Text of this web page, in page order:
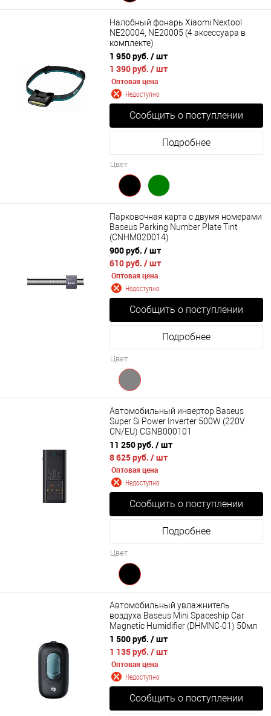
Налобный фонарь Xiaomi Nextool
NE20004, NE20005 (4 аксессуара в
комплекте)
1 950 руб. / шт
1 390 руб. / шт
Оптовая цена
Недоступно
Сообщить о поступлении
Подробнее
Цвет
Парковочная карта с двумя номерами
Baseus Parking Number Plate Tint
(CNHM020014)
900 руб. / шт
610 руб. / шт
Оптовая цена
Недоступно
Сообщить о поступлении
Подробнее
Цвет
Автомобильный инвертор Baseus
Super Si Power Inverter 500W (220V
CN/EU) CGNB000101
11 250 руб. / шт
8 625 руб. / шт
Оптовая цена
Недоступно
Сообщить о поступлении
Подробнее
Цвет
Автомобильный увлажнитель
воздуха Baseus Mini Spaceship Car
Magnetic Humidifier (DHMNC-01) 50мл
1 500 руб. / шт
1 135 руб. / шт
Оптовая цена
Недоступно
Сообщить о поступлении